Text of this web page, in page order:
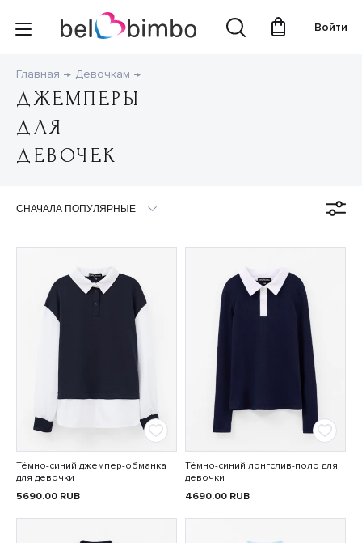
Войти
Главная Девочкам
ДЖЕМПЕРЫ
ДЛЯ
ДЕВОЧЕК
Тёмно-синий джемпер-обманка
для девочки
5690.00 RUB
Тёмно-синий лонгслив-поло для
девочки
4690.00 RUB